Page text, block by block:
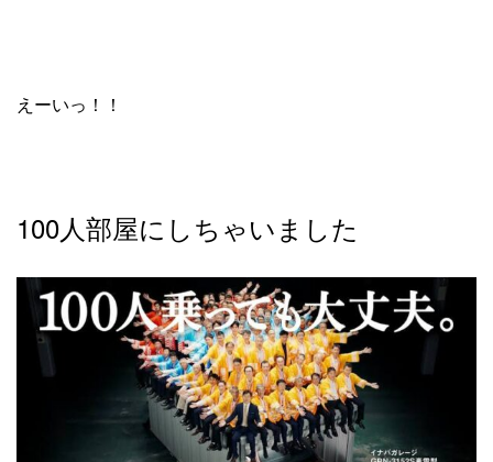
えーいっ！！
100人部屋にしちゃいました